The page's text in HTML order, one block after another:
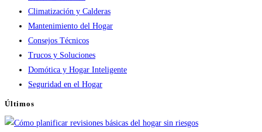
Climatización y Calderas
Mantenimiento del Hogar
Consejos Técnicos
Trucos y Soluciones
Domótica y Hogar Inteligente
Seguridad en el Hogar
Últimos